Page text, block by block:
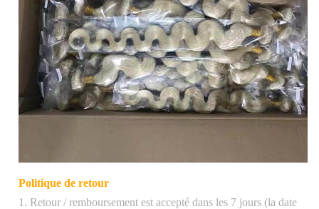
Politique de retour
1. Retour / remboursement est accepté dans les 7 jours (la date